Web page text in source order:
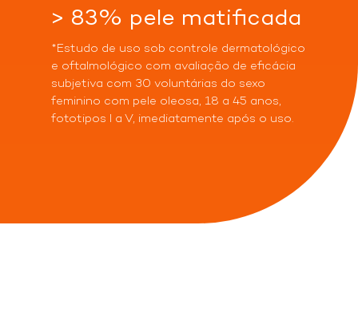
Indisponível
> 83% pele matificada
*Estudo de uso sob controle dermatológico
e oftalmológico com avaliação de eficácia
subjetiva com 30 voluntárias do sexo
feminino com pele oleosa, 18 a 45 anos,
fototipos I a V, imediatamente após o uso.